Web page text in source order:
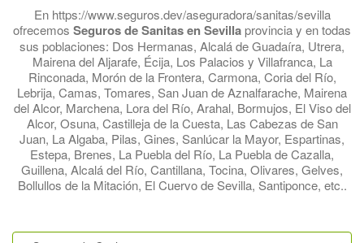
En https://www.seguros.dev/aseguradora/sanitas/sevilla
ofrecemos Seguros de Sanitas en Sevillaprovincia y en todas
sus poblaciones: Dos Hermanas, Alcalá de Guadaíra, Utrera,
Mairena del Aljarafe, Écija, Los Palacios y Villafranca, La
Rinconada, Morón de la Frontera, Carmona, Coria del Río,
Lebrija, Camas, Tomares, San Juan de Aznalfarache, Mairena
del Alcor, Marchena, Lora del Río, Arahal, Bormujos, El Viso del
Alcor, Osuna, Castilleja de la Cuesta, Las Cabezas de San
Juan, La Algaba, Pilas, Gines, Sanlúcar la Mayor, Espartinas,
Estepa, Brenes, La Puebla del Río, La Puebla de Cazalla,
Guillena, Alcalá del Río, Cantillana, Tocina, Olivares, Gelves,
Bollullos de la Mitación, El Cuervo de Sevilla, Santiponce, etc..